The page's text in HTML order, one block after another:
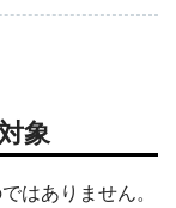
象
はありません。